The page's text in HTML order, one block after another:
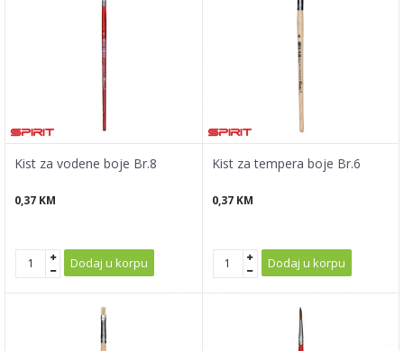
Kist za vodene boje Br.8
0,37 KM
Dodaj u korpu
Kist za tempera boje Br.6
0,37 KM
Dodaj u korpu